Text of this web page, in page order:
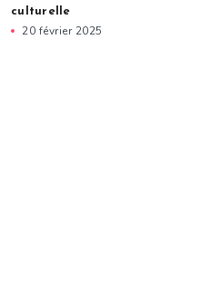
culturelle
20 février 2025